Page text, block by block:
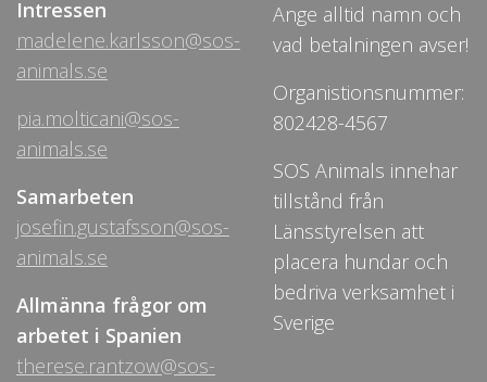
Intressen
madelene.karlsson@sos-
animals.se
pia.molticani@sos-
animals.se
Samarbeten
josefin.gustafsson@sos-
animals.se
Allmänna frågor om
arbetet i Spanien
therese.rantzow@sos-
Ange alltid namn och
vad betalningen avser!
Organistionsnummer:
802428-4567
SOS Animals innehar
tillstånd från
Länsstyrelsen att
placera hundar och
bedriva verksamhet i
Sverige